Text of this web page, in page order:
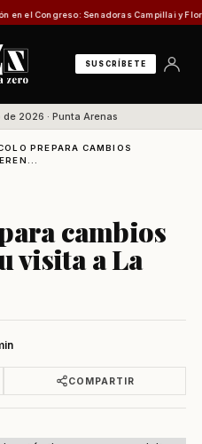
Senadoras Campillai y Flores se
SUSCRÍBETE
2026 · Punta Arenas
PREPARA CAMBIOS
cambios
visita a La
COMPARTIR